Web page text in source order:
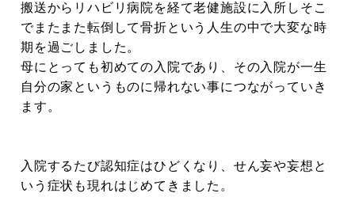
搬送からリハビリ病院を経て老健施設に入所しそこ
でまたまた転倒して骨折という人生の中で大変な時
期を過ごしました。
母にとっても初めての入院であり、その入院が一生
自分の家というものに帰れない事につながっていき
ます。
入院するたび認知症はひどくなり、せん妄や妄想と
いう症状も現れはじめてきました。